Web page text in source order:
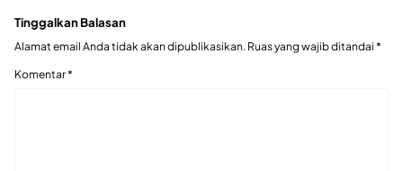
Tinggalkan Balasan
Alamat email Anda tidak akan dipublikasikan. Ruas yang wajib ditandai *
Komentar*